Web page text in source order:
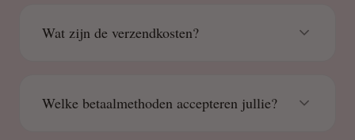
Wat zijn de verzendkosten?
Welke betaalmethoden accepteren jullie?